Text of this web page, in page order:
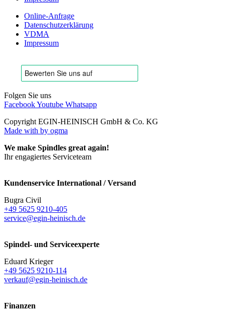
Online-Anfrage
Datenschutzerklärung
VDMA
Impressum
Folgen Sie uns
FacebookYoutube Whatsapp
Copyright EGIN-HEINISCH GmbH & Co. KG
Made with by ogma
We make Spindles great again!
Ihr engagiertes Serviceteam
Kundenservice International / Versand
Bugra Civil
+49 5625 9210-405
service@egin-heinisch.de
Spindel- und Serviceexperte
Eduard Krieger
+49 5625 9210-114
verkauf@egin-heinisch.de
Finanzen